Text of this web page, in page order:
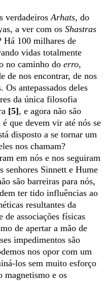
verdadeirosArhats, do
a ver com os Shastras
Há 100 milhares de
vidas totalmente
no caminho do erro,
de nos encontrar, de nos
antepassados deles
da única filosofia
[5], e agora não são
é que devem vir até nós se
disposto a se tornar um
nos chamam?
em nós e nos seguiram
senhores Sinnett e Hume
são barreiras para nós,
ter tido influências ao
resultantes da
de associações físicas
de apertar a mão de
impedimentos são
nos opor com um
los sem muito esforço
magnetismo e os